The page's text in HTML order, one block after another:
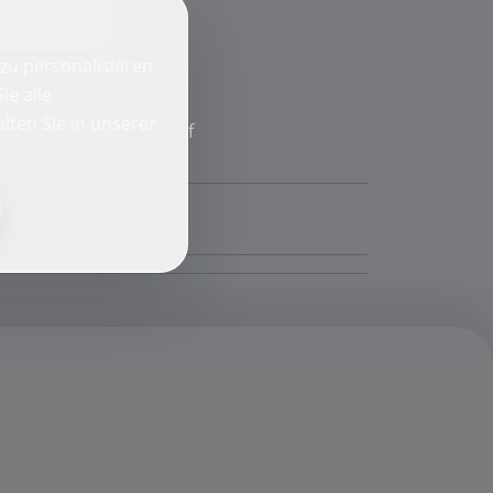
alle
Sie in unserer
f